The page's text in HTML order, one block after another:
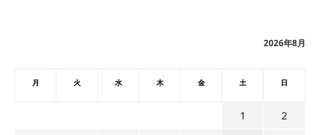
2026年8月
月 火 水 木 金 土 日
1
2